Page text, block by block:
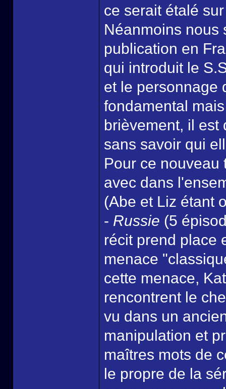
ce serait étalé
Néanmoins nous
publication en
qui introduit le
et le personnage
fondamental
brièvement, il est
sans savoir qui
Pour ce nouveau
avec dans
(Abe et Liz étant
- Russie (5
récit prend place
menace
cette menace,
rencontrent le
vu dans un
manipulation et
maîtres mots de
le propre de la